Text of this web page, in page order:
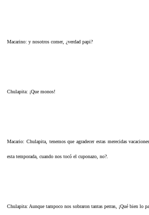
Macarino: y nosotros comer, ¿verdad papi?
Chulapita: ¡Que monos!
Macario: Chulapita, tenemos que agradecer estas merecidas
esta temporada, cuando nos tocó el cuponazo, no?.
Chulapita: Aunque tampoco nos sobraron tantas perras, ¡Qué bien lo